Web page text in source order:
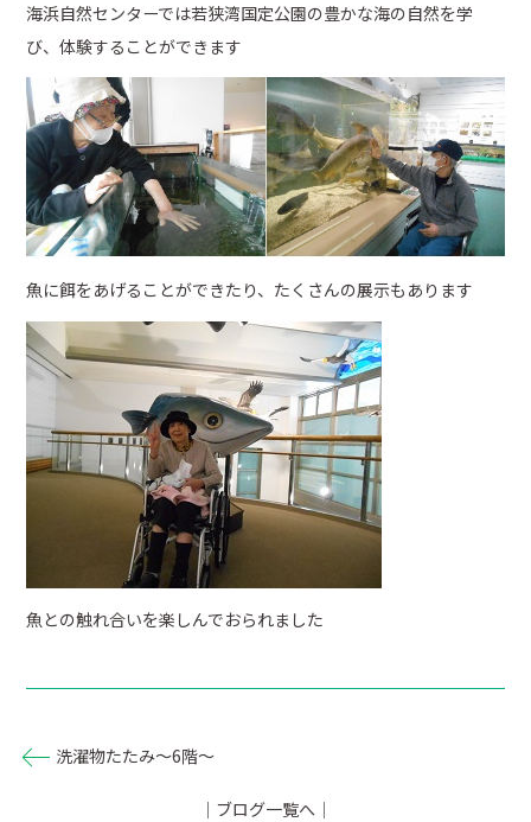
海浜自然センターでは若狭湾国定公園の豊かな海の自然を学
び、体験することができます
魚に餌をあげることができたり、たくさんの展示もあります
魚との触れ合いを楽しんでおられました
洗濯物たたみ～6階～
｜ブログ一覧へ｜